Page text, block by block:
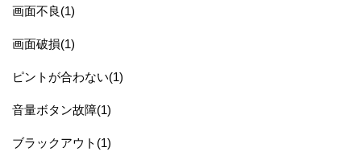
画面不良(1)
画面破損(1)
ピントが合わない(1)
音量ボタン故障(1)
ブラックアウト(1)